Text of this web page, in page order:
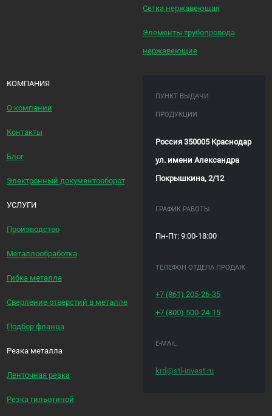
Сетка нержавеющая
Элементы трубопровода
нержавеющие
КОМПАНИЯ
О компании
Контакты
Блог
Электронный документооборот
УСЛУГИ
Производство
Металлообработка
Гибка металла
Сверление отверстий в металле
Подбор фланца
Резка металла
Ленточная резка
Резка гильотиной
ПУНКТ ВЫДАЧИ
ПРОДУКЦИИ
Россия 350005 Краснодар
ул. имени Александра
Покрышкина, 2/12
ГРАФИК РАБОТЫ
Пн-Пт: 9:00-18:00
ТЕЛЕФОН ОТДЕЛА ПРОДАЖ
+7 (861)205-26-35
+7 (800) 500-24-15
E-MAIL
krd@stl-invest.ru